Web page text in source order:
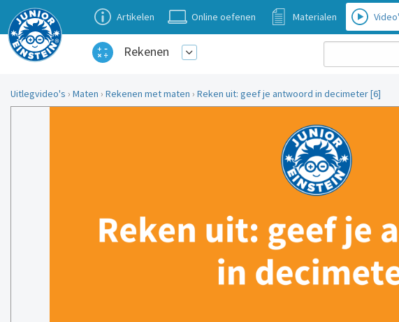
Artikelen Online oefenen Materialen
Rekenen
Uitlegvideo's › Maten › Rekenen met maten › Reken uit: geef je antwoord in decimeter [6]